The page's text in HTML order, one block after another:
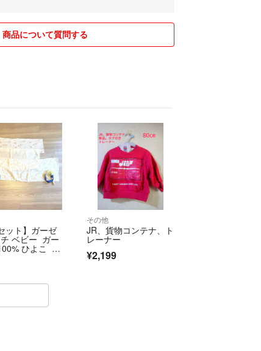
ございます。
ません。
価格設定にする為、梱包資材は再利用のもの
解くださいませ。
予想よりも早く、サイズアウトしたり着せる
どを中心に出品いたします。素人ですので、
合がございます。ご了承くださいませ。
んどです。
べく安い送料で送る手段を選んでおります。
証のない方法で送った場合、届かないなど万が
お支払いいただければ保証のある配送方法に
商品について質問する
ット】ガーゼ
ベビー ガー
ひよこ プ
その他
JR、貨物コンテナ、ト
レーナー
¥2,199